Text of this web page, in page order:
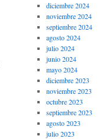
diciembre 2024
noviembre 2024
septiembre 2024
agosto 2024
julio 2024
junio 2024
mayo 2024
diciembre 2023
noviembre 2023
octubre 2023
septiembre 2023
agosto 2023
julio 2023